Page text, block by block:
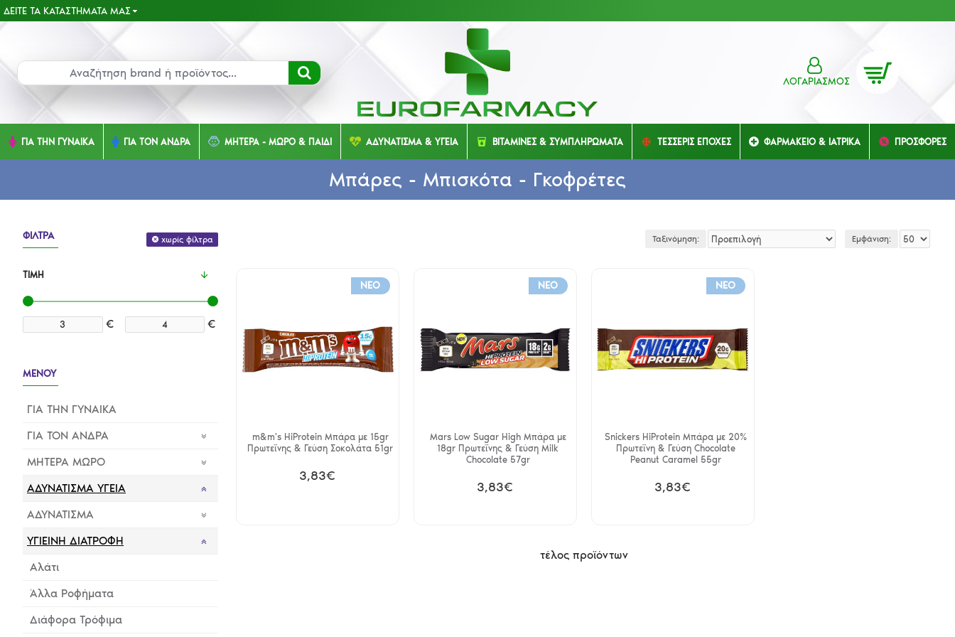
ΔΕΊΤΕ ΤΑ ΚΑΤΑΣΤΉΜΑΤΑ ΜΑΣ
ΛΟΓΑΡΙΑΣΜΌΣ
ΓΙΑ ΤΗΝ ΓΥΝΑΙΚΑ ΓΙΑ ΤΟΝ ΑΝΔΡΑ ΜΗΤΕΡΑ - ΜΩΡΟ & ΠΑΙΔΙ ΑΔΥΝΑΤΙΣΜΑ & ΥΓΕΙΑ ΒΙΤΑΜΙΝΕΣ & ΣΥΜΠΛΗΡΩΜΑΤΑ ΤΕΣΣΕΡΙΣ ΕΠΟΧΕΣ ΦΑΡΜΑΚΕΙΟ & ΙΑΤΡΙΚΑ ΠΡΟΣΦΟΡΕΣ
Μπάρες - Μπισκότα - Γκοφρέτες
ΦΊΛΤΡΑ χωρίς φίλτρα
ΤΙΜΉ
€ €
ΜΕΝΟΥ
ΓΙΑ ΤΗΝ ΓΥΝΑΙΚΑ
ΓΙΑ ΤΟΝ ΑΝΔΡΑ
ΜΗΤΕΡΑ ΜΩΡΟ
ΑΔΥΝΑΤΙΣΜΑ ΥΓΕΙΑ
ΑΔΥΝΑΤΙΣΜΑ
ΥΓΙΕΙΝΗ ΔΙΑΤΡΟΦΗ
Αλάτι
Άλλα Ροφήματα
Διάφορα Τρόφιμα
Ταξινόμηση: Εμφάνιση:
NEO
m&m's HiProtein Μπάρα με 15gr
Πρωτεΐνης & Γεύση Σοκολάτα 51gr
3,83€
NEO
Mars Low Sugar High Μπάρα με
18gr Πρωτεΐνης & Γεύση Milk
Chocolate 57gr
3,83€
NEO
Snickers HiProtein Μπάρα με 20%
Πρωτεΐνη & Γεύση Chocolate
Peanut Caramel 55gr
3,83€
τέλος προϊόντων